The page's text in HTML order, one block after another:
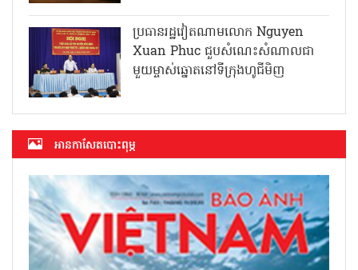
ប្រធានរដ្ឋវៀតណាមលោក Nguyen
Xuan Phuc ជួបសំណេះសំណាលជា
មួយម្ចាស់ឆ្នោតនៅទីក្រុងហូជីមិញ
អាន​កាសែត​បោះពុម្ភ